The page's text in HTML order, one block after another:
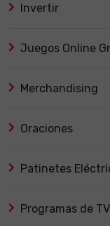
Invertir
Juegos Online
Merchandising
Oraciones
Patinetes
Programas de TV